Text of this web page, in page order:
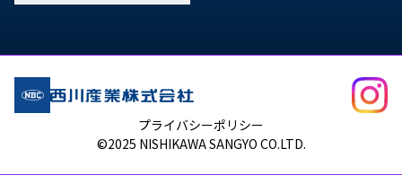
プライバシーポリシー
©2025 NISHIKAWA SANGYO CO.LTD.